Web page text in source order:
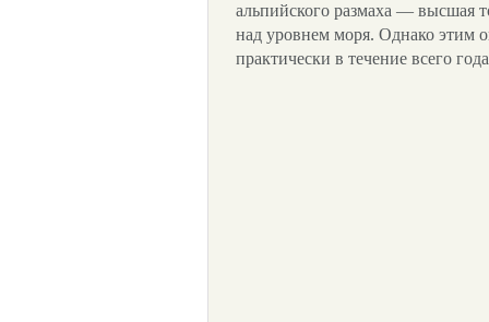
альпийского размаха — высшая
над уровнем моря. Однако этим
практически в течение всего